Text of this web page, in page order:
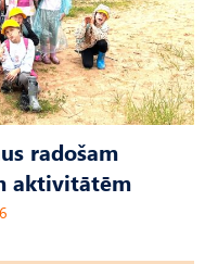
radošam
aktivitātēm